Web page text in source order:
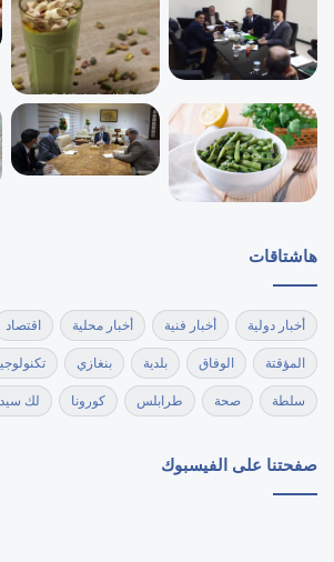
هاشتاقات
أخبار دولية أخبار فنية أخبار محلية اقتصاد
المؤقتة الوفاق بلدية بنغازي
سلطة صحة طرابلس كورونا لك
صفحتنا على الفيسبوك